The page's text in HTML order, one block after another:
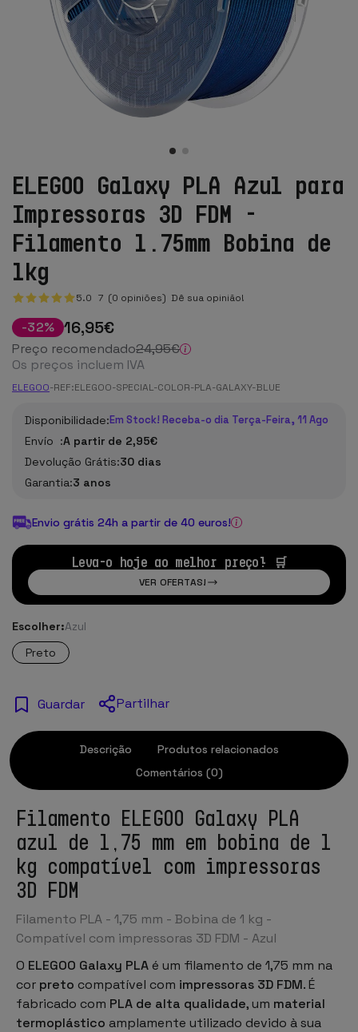
ELEGOO Galaxy PLA Azul para
Impressoras 3D FDM -
Filamento 1.75mm Bobina de
1kg
5.0 7 (0 opiniões) Dê sua opinião!
-32% 16,95€
Preço recomendado24,95€
Os preços incluem IVA
ELEGOO-REF:ELEGOO-SPECIAL-COLOR-PLA-GALAXY-BLUE
Disponibilidade:Em Stock! Receba-o dia Terça-Feira, 11 Ago
Envío :A partir de 2,95€
Devolução Grátis:30 dias
Garantia:3 anos
Envio grátis 24h a partir de 40 euros!
Leva-o hoje ao melhor preço! 🛒
VER OFERTAS!
Escolher:Azul
Preto
Guardar Partilhar
Descrição
Produtos relacionados
Comentários (0)
Filamento ELEGOO Galaxy PLA
azul de 1,75 mm em bobina de 1
kg compatível com impressoras
3D FDM
Filamento PLA - 1,75 mm - Bobina de 1 kg -
Compatível com impressoras 3D FDM - Azul
O ELEGOO Galaxy PLA é um filamento de 1,75 mm na
cor preto compatível com impressoras 3D FDM. É
fabricado com PLA de alta qualidade, um material
termoplástico amplamente utilizado devido à sua